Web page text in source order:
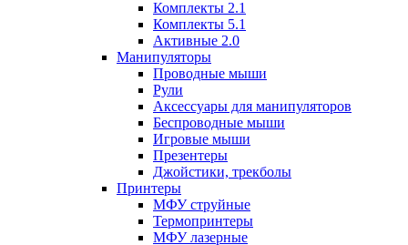
Комплекты 2.1
Комплекты 5.1
Активные 2.0
Манипуляторы
Проводные мыши
Рули
Аксессуары для манипуляторов
Беспроводные мыши
Игровые мыши
Презентеры
Джойстики, трекболы
Принтеры
МФУ струйные
Термопринтеры
МФУ лазерные